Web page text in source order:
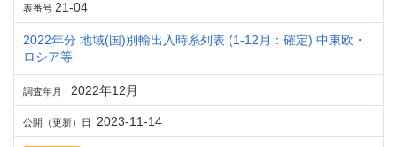
表番号 21-04
2022年分 地域(国)別輸出入時系列表 (1-12月：確定) 中東欧・
ロシア等
調査年月 2022年12月
公開（更新）日 2023-11-14